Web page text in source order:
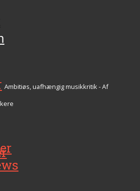
Ambitiøs, uafhængig musikkritik - Af